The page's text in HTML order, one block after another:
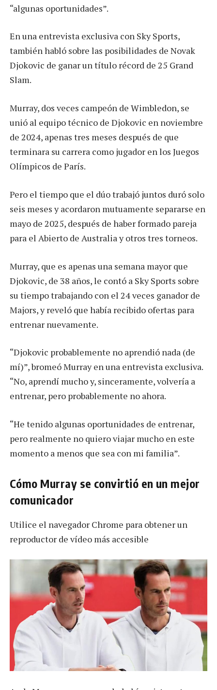
“algunas oportunidades”.
En una entrevista exclusiva con Sky Sports,
también habló sobre las posibilidades de Novak
Djokovic de ganar un título récord de 25 Grand
Slam.
Murray, dos veces campeón de Wimbledon, se
unió al equipo técnico de Djokovic en noviembre
de 2024, apenas tres meses después de que
terminara su carrera como jugador en los Juegos
Olímpicos de París.
Pero el tiempo que el dúo trabajó juntos duró solo
seis meses y acordaron mutuamente separarse en
mayo de 2025, después de haber formado pareja
para el Abierto de Australia y otros tres torneos.
Murray, que es apenas una semana mayor que
Djokovic, de 38 años, le contó a Sky Sports sobre
su tiempo trabajando con el 24 veces ganador de
Majors, y reveló que había recibido ofertas para
entrenar nuevamente.
“Djokovic probablemente no aprendió nada (de
mí)”, bromeó Murray en una entrevista exclusiva.
“No, aprendí mucho y, sinceramente, volvería a
entrenar, pero probablemente no ahora.
“He tenido algunas oportunidades de entrenar,
pero realmente no quiero viajar mucho en este
momento a menos que sea con mi familia”.
Cómo Murray se convirtió en un mejor
comunicador
Utilice el navegador Chrome para obtener un
reproductor de vídeo más accesible